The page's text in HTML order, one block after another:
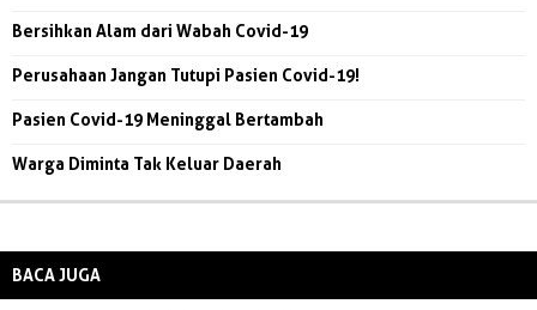
Bersihkan Alam dari Wabah Covid-19
Perusahaan Jangan Tutupi Pasien Covid-19!
Pasien Covid-19 Meninggal Bertambah
Warga Diminta Tak Keluar Daerah
BACA JUGA